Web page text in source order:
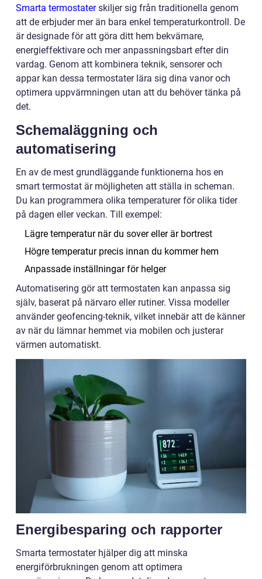
Smarta termostaterskiljer sig från traditionella genom
att de erbjuder mer än bara enkel temperaturkontroll. De
är designade för att göra ditt hem bekvämare,
energieffektivare och mer anpassningsbart efter din
vardag. Genom att kombinera teknik, sensorer och
appar kan dessa termostater lära sig dina vanor och
optimera uppvärmningen utan att du behöver tänka på
det.
Schemaläggning och
automatisering
En av de mest grundläggande funktionerna hos en
smart termostat är möjligheten att ställa in scheman.
Du kan programmera olika temperaturer för olika tider
på dagen eller veckan. Till exempel:
Lägre temperatur när du sover eller är bortrest
Högre temperatur precis innan du kommer hem
Anpassade inställningar för helger
Automatisering gör att termostaten kan anpassa sig
själv, baserat på närvaro eller rutiner. Vissa modeller
använder geofencing-teknik, vilket innebär att de känner
av när du lämnar hemmet via mobilen och justerar
värmen automatiskt.
Energibesparing och rapporter
Smarta termostater hjälper dig att minska
energiförbrukningen genom att optimera